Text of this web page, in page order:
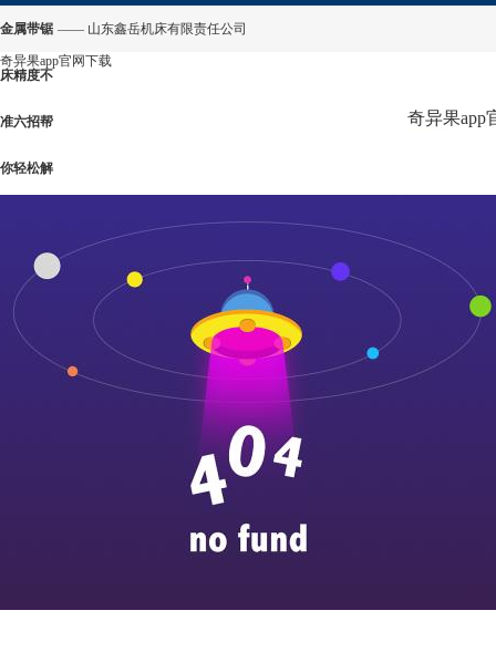
金属带锯
床精度不
准六招帮
你轻松解
app官网
下载
—— 山东鑫岳机床有限责任公司
奇异果app官网下载
奇异果app